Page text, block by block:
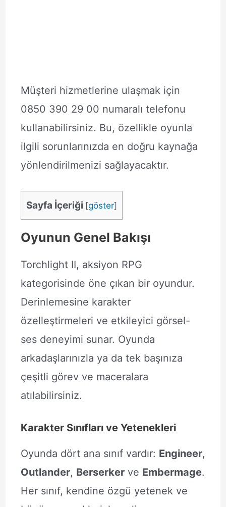
Müşteri hizmetlerine ulaşmak için
0850 390 29 00 numaralı telefonu
kullanabilirsiniz. Bu, özellikle oyunla
ilgili sorunlarınızda en doğru kaynağa
yönlendirilmenizi sağlayacaktır.
Sayfa İçeriği [göster]
Oyunun Genel Bakışı
Torchlight II, aksiyon RPG
kategorisinde öne çıkan bir oyundur.
Derinlemesine karakter
özelleştirmeleri ve etkileyici görsel-
ses deneyimi sunar. Oyunda
arkadaşlarınızla ya da tek başınıza
çeşitli görev ve maceralara
atılabilirsiniz.
Karakter Sınıfları ve Yetenekleri
Oyunda dört ana sınıf vardır: Engineer,
Outlander, Berserkerve Embermage.
Her sınıf, kendine özgü yetenek ve